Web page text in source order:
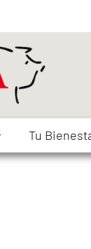
Tu